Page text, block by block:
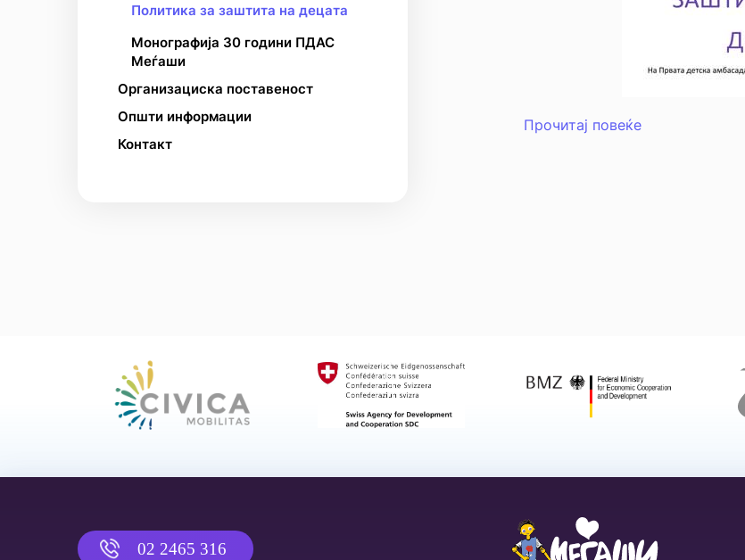
Политика за заштита на децата
Монографија 30 години ПДАС
Меѓаши
Организациска поставеност
Општи информации
Контакт
Прочитај повеќе
02 2465 316